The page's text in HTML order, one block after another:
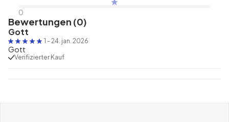
0
Bewertungen (0)
Gott
1 - 24. jan. 2026
Gott
Verifizierter Kauf